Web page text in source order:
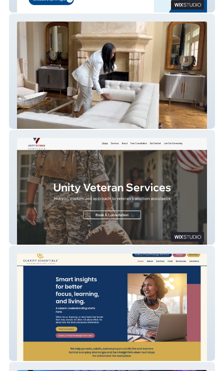
Sonic
The Love Edit Interiors
Unity Veteran Services
Clarity Essentials